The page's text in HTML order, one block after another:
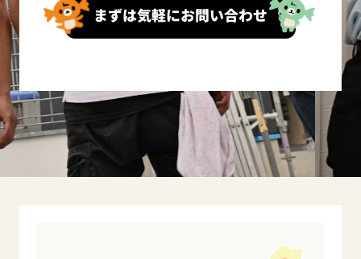
まずは気軽にお問い合わせ